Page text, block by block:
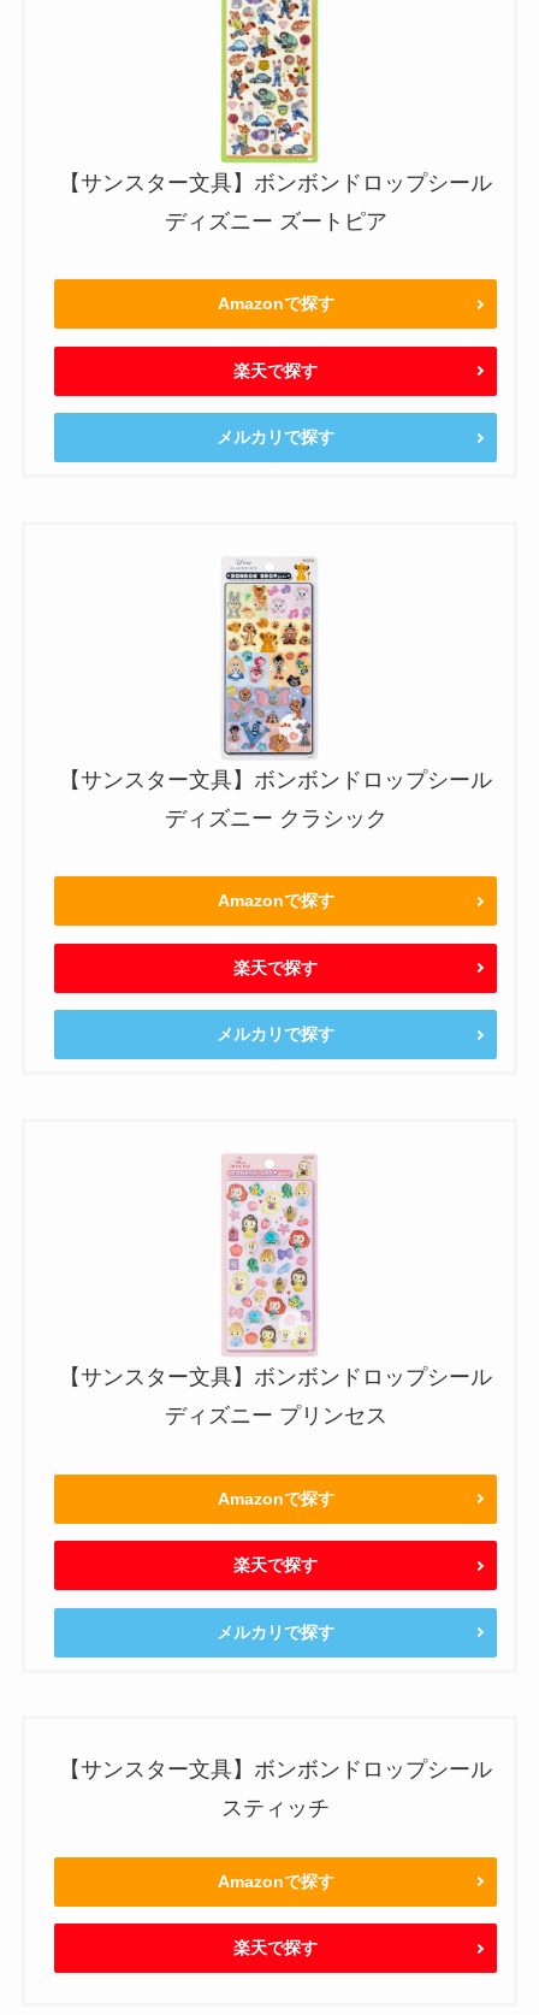
【サンスター文具】ボンボンドロップシール
ディズニー ズートピア
Amazonで探す
楽天で探す
メルカリで探す
【サンスター文具】ボンボンドロップシール
ディズニー クラシック
Amazonで探す
楽天で探す
メルカリで探す
【サンスター文具】ボンボンドロップシール
ディズニー プリンセス
Amazonで探す
楽天で探す
メルカリで探す
【サンスター文具】ボンボンドロップシール
スティッチ
Amazonで探す
楽天で探す